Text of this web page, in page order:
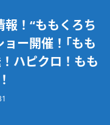
報！“ももくろち
ー開催！｢もも
ハピクロ！もも